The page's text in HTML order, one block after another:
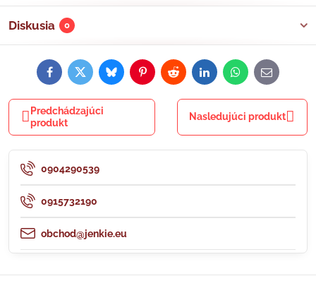
Diskusia 0
FacebookTwitterBlueskyPinterestRedditLinkedInWhatsApp
E-
mail
Predchádzajúci
produkt
Nasledujúci produkt
0904290539
0915732190
obchod@jenkie.eu